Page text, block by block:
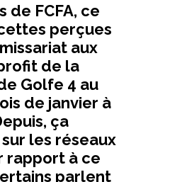
de FCFA, ce
perçues
aux
de la
Golfe 4 au
de janvier à
ça
les réseaux
rapport à ce
parlent